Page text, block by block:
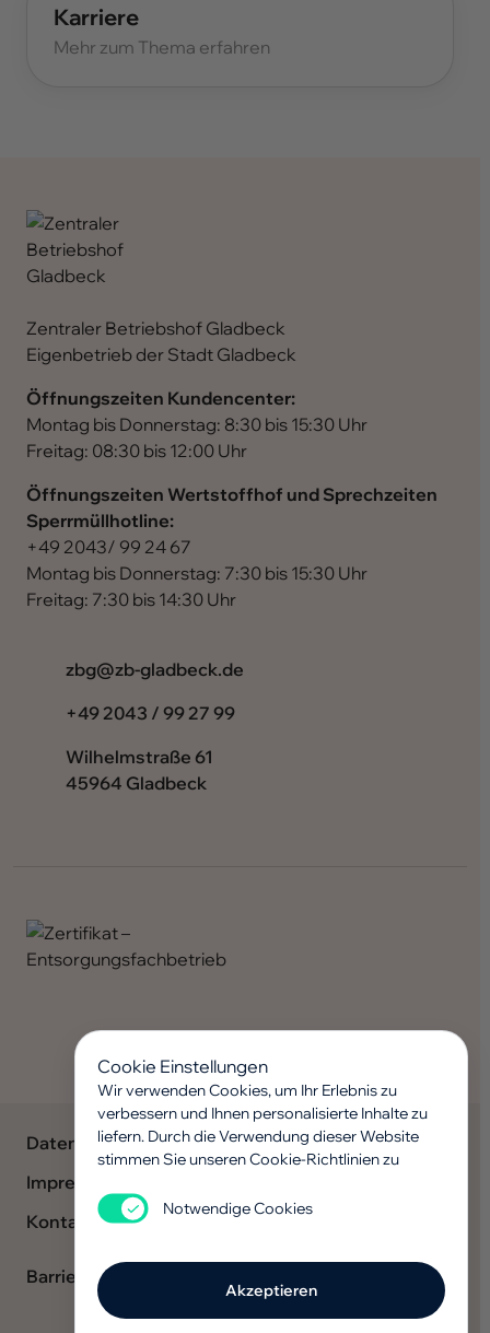
Karriere
Mehr zum Thema erfahren
Zentraler Betriebshof Gladbeck
Eigenbetrieb der Stadt Gladbeck
Öffnungszeiten Kundencenter:
Montag bis Donnerstag: 8:30 bis 15:30 Uhr
Freitag: 08:30 bis 12:00 Uhr
Öffnungszeiten Wertstoffhof und Sprechzeiten
Sperrmüllhotline:
+49 2043/ 99 24 67
Montag bis Donnerstag: 7:30 bis 15:30 Uhr
Freitag: 7:30 bis 14:30 Uhr
ed.kcebdalg-bz@gbz
+49 2043 / 99 27 99
Wilhelmstraße 61
45964 Gladbeck
Datenschutz
Impressum
Kontakt
Barriere melden
Cookie Einstellungen
Wir verwenden Cookies, um Ihr Erlebnis zu
verbessern und Ihnen personalisierte Inhalte zu
liefern. Durch die Verwendung dieser Website
stimmen Sie unseren Cookie-Richtlinien zu
Notwendige Cookies
Akzeptieren